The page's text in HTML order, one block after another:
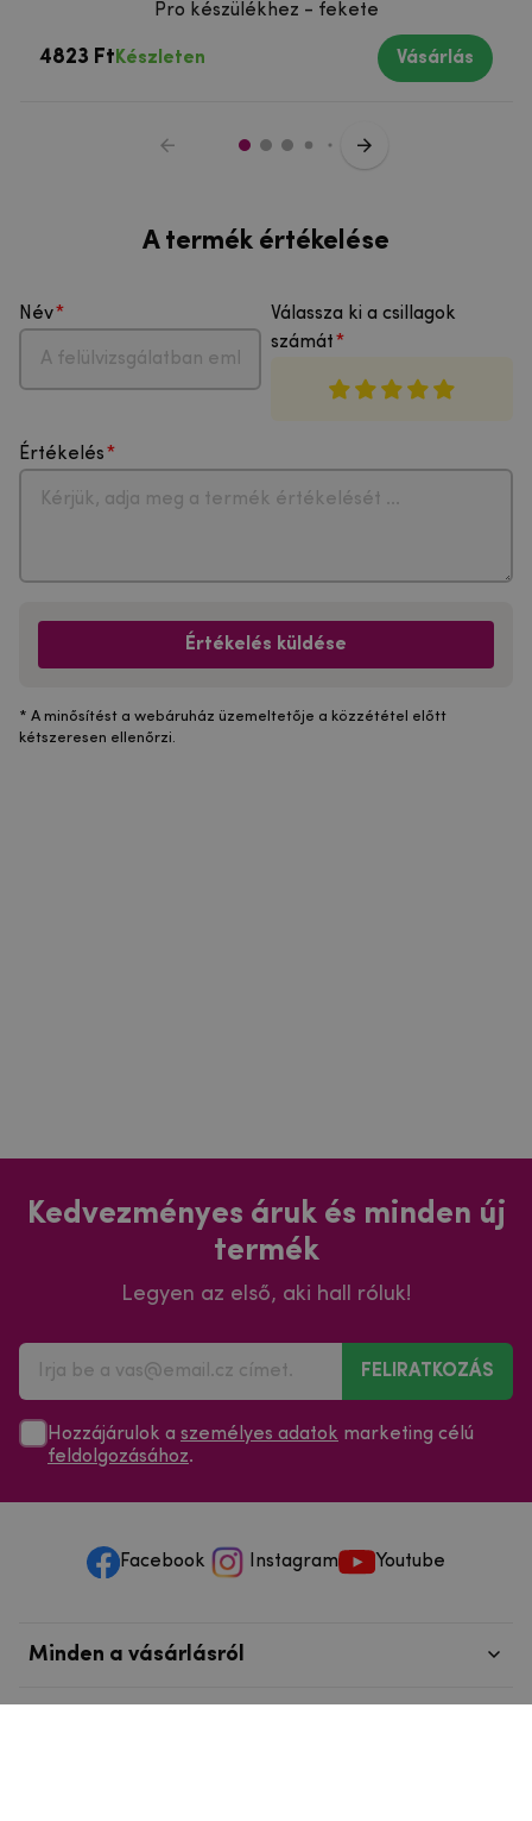
Pro készülékhez - fekete
4823 Ft Készleten Vásárlás
A termék értékelése
Név
Válassza ki a csillagok
számát
Értékelés
Értékelés küldése
* A minősítést a webáruház üzemeltetője a közzététel előtt
kétszeresen ellenőrzi.
Kedvezményes áruk és minden új
termék
Legyen az első, aki hall róluk!
FELIRATKOZÁS
Hozzájárulok a személyes adatok marketing célú
feldolgozásához.
Facebook Instagram Youtube
Minden a vásárlásról